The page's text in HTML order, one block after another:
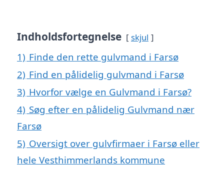
Indholdsfortegnelse skjul
1) Finde den rette gulvmand i Farsø
2) Find en pålidelig gulvmand i Farsø
3) Hvorfor vælge en Gulvmand i Farsø?
4) Søg efter en pålidelig Gulvmand nær
Farsø
5) Oversigt over gulvfirmaer i Farsø eller
hele Vesthimmerlands kommune